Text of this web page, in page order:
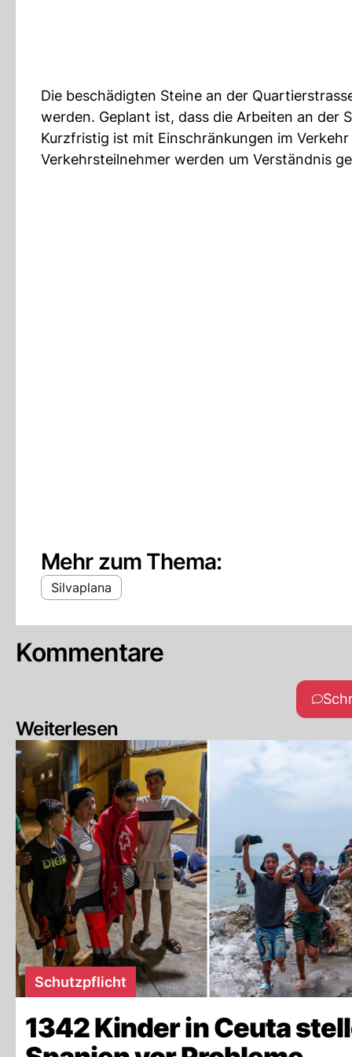
Die beschädigten Steine an der
werden. Geplant ist, dass die Arbeiten an der
Kurzfristig ist mit Einschränkungen im
Verkehrsteilnehmer werden um Verständnis
Mehr zum Thema:
Silvaplana
Kommentare
Weiterlesen
Schutzpflicht
1342 Kinder in Ceuta